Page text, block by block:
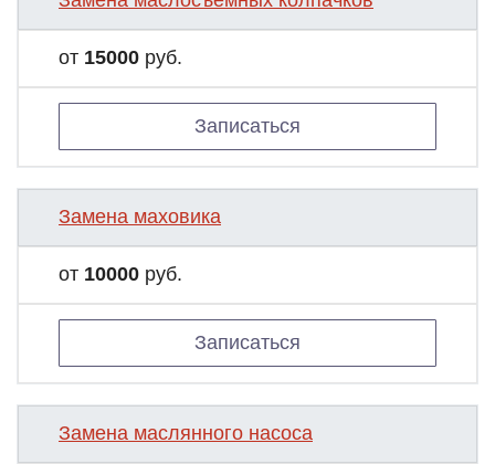
от 15000 руб.
Записаться
Замена маховика
от 10000 руб.
Записаться
Замена маслянного насоса